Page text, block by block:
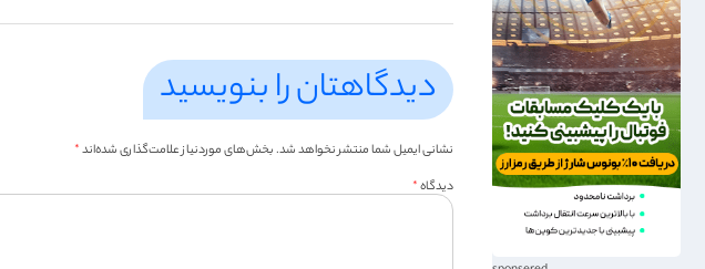
دیدگاهتان را بنویسید
نشانی ایمیل شما منتشر نخواهد شد.بخش‌های موردنیاز علامت‌گذاری شده‌اند*
دیدگاه*